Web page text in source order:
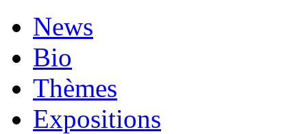
News
Bio
Thèmes
Expositions